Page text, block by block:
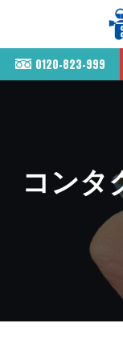
0120-823-999
コンタ